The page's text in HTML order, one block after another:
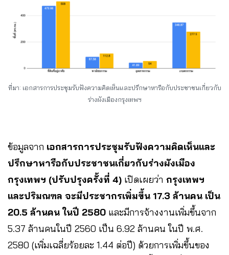
ที่มา: เอกสารการประชุมรับฟังความคิดเห็นและปรึกษาหารือกับประชาชนเกี่ยวกับ
ร่างผังเมืองกรุงเทพฯ
ข้อมูลจาก เอกสารการประชุมรับฟังความคิดเห็นและ
ปรึกษาหารือกับประชาชนเกี่ยวกับร่างผังเมือง
กรุงเทพฯ ​(ปรับปรุงครั้งที่ 4) เปิดเผยว่า กรุงเทพฯ
และปริมณฑล จะมีประชากรเพิ่มขึ้น 17.3 ล้านคน เป็น
20.5 ล้านคน ในปี 2580 และมีการจ้างงานเพิ่มขึ้นจาก
5.37 ล้านคนในปี 2560 เป็น 6.92 ล้านคน ในปี พ.ศ.
2580 (เพิ่มเฉลี่ยร้อยละ 1.44 ต่อปี) ด้วยการเพิ่มขึ้นของ